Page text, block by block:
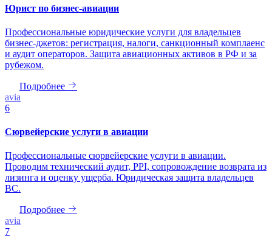
Юрист по бизнес-авиации
Профессиональные юридические услуги для владельцев
бизнес-джетов: регистрация, налоги, санкционный комплаенс
и аудит операторов. Защита авиационных активов в РФ и за
рубежом.
Подробнее
avia
6
Сюрвейерские услуги в авиации
Профессиональные сюрвейерские услуги в авиации.
Проводим технический аудит, PPI, сопровождение возврата из
лизинга и оценку ущерба. Юридическая защита владельцев
ВС.
Подробнее
avia
7